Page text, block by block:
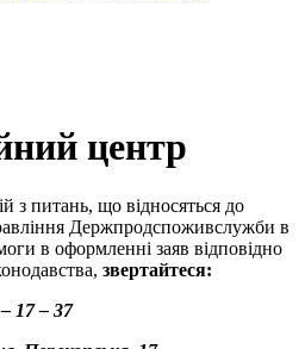
центр
з питань, що відносяться до
Держпродспоживслужби в
в оформленні заяв відповідно
звертайтеся:
17 – 37